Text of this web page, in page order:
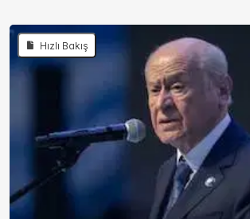
Hızlı Bakış